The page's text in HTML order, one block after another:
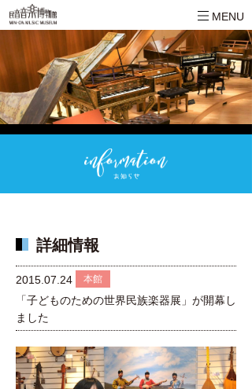
MENU
詳細情報
2015.07.24 本館
「子どものための世界民族楽器展」が開幕し
ました